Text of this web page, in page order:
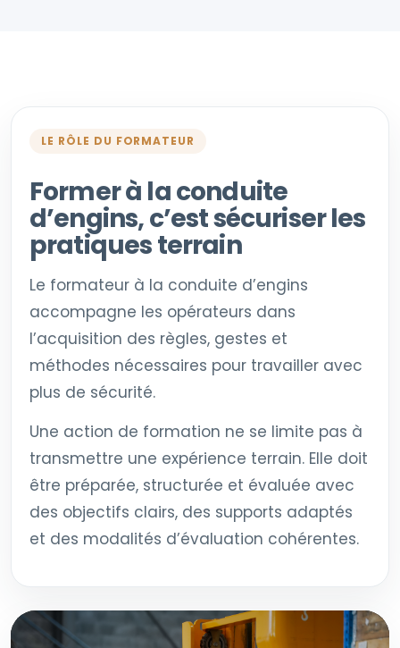
LE RÔLE DU FORMATEUR
Former à la conduite
d’engins, c’est sécuriser les
pratiques terrain
Le formateur à la conduite d’engins
accompagne les opérateurs dans
l’acquisition des règles, gestes et
méthodes nécessaires pour travailler avec
plus de sécurité.
Une action de formation ne se limite pas à
transmettre une expérience terrain. Elle doit
être préparée, structurée et évaluée avec
des objectifs clairs, des supports adaptés
et des modalités d’évaluation cohérentes.